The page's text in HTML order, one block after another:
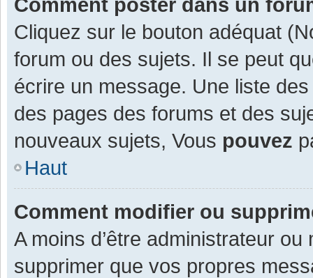
Cliquez sur le bouton adéquat
forum ou des sujets. Il se peut
écrire un message. Une liste
des pages des forums et des
nouveaux sujets, Vous pouvez
Haut
Comment modifier ou
A moins d’être administrateur
supprimer que vos propres